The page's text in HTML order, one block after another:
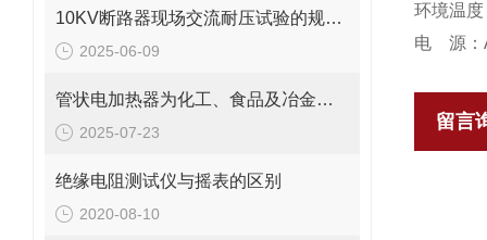
10KV断路器现场交流耐压试验的规定要求
2025-06-09
管状电加热器为化工、食品及冶金行业提供稳定加热
2025-07-23
绝缘电阻测试仪与摇表的区别
2020-08-10
环境温
电 源：
留言